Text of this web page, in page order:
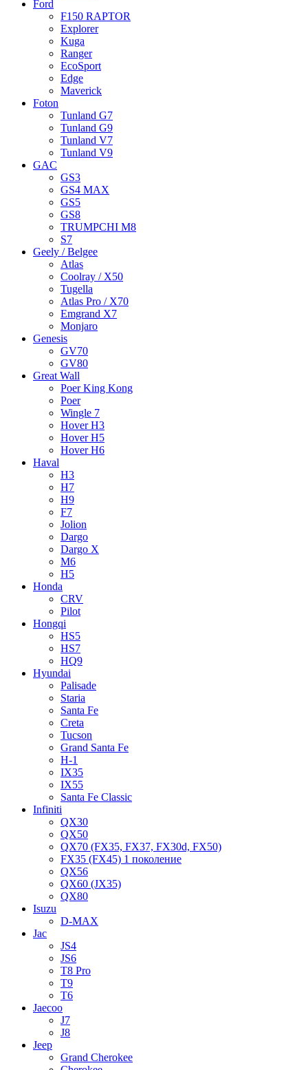
Ford
F150 RAPTOR
Explorer
Kuga
Ranger
EcoSport
Edge
Maverick
Foton
Tunland G7
Tunland G9
Tunland V7
Tunland V9
GAC
GS3
GS4 MAX
GS5
GS8
TRUMPCHI M8
S7
Geely / Belgee
Atlas
Coolray / X50
Tugella
Atlas Pro / X70
Emgrand X7
Monjaro
Genesis
GV70
GV80
Great Wall
Poer King Kong
Poer
Wingle 7
Hover H3
Hover H5
Hover H6
Haval
H3
H7
H9
F7
Jolion
Dargo
Dargo X
M6
H5
Honda
CRV
Pilot
Hongqi
HS5
HS7
HQ9
Hyundai
Palisade
Staria
Santa Fe
Creta
Tucson
Grand Santa Fe
H-1
IX35
IX55
Santa Fe Classic
Infiniti
QX30
QX50
QX70 (FX35, FX37, FX30d, FX50)
FX35 (FX45) 1 поколение
QX56
QX60 (JX35)
QX80
Isuzu
D-MAX
Jac
JS4
JS6
T8 Pro
T9
T6
Jaecoo
J7
J8
Jeep
Grand Cherokee